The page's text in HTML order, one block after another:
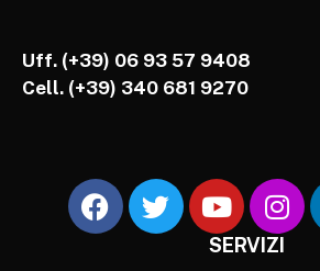
Uff. (+39) 06 93 57 9408
Cell. (+39) 340 681 9270
SERVIZI